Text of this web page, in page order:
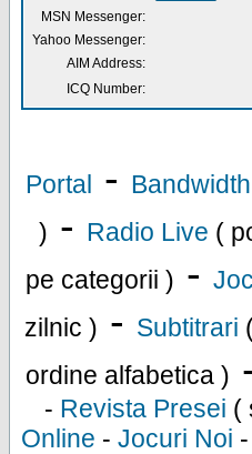
MSN Messenger:
Yahoo Messenger:
AIM Address:
ICQ Number:
Portal -
) - Radio Live (
pe categorii ) -
zilnic ) - Subtitrari
ordine alfabetica )
- Revista Presei (
Online - Jocuri Noi -